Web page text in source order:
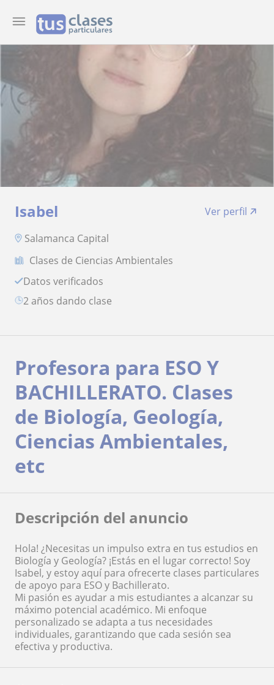
Isabel
Ver perfil
Salamanca Capital
Clases de Ciencias Ambientales
Datos verificados
2 años dando clase
Profesora para ESO Y
BACHILLERATO. Clases
de Biología, Geología,
Ciencias Ambientales,
etc
Descripción del anuncio
Hola! ¿Necesitas un impulso extra en tus estudios en
Biología y Geología? ¡Estás en el lugar correcto! Soy
Isabel, y estoy aquí para ofrecerte clases particulares
de apoyo para ESO y Bachillerato.
Mi pasión es ayudar a mis estudiantes a alcanzar su
máximo potencial académico. Mi enfoque
personalizado se adapta a tus necesidades
individuales, garantizando que cada sesión sea
efectiva y productiva.